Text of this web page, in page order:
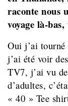
raconte nous
voyage là-
Oui j’ai tourné
j’ai été voir
TV7, j’ai vu
d’adultes,
« 40 » Tee